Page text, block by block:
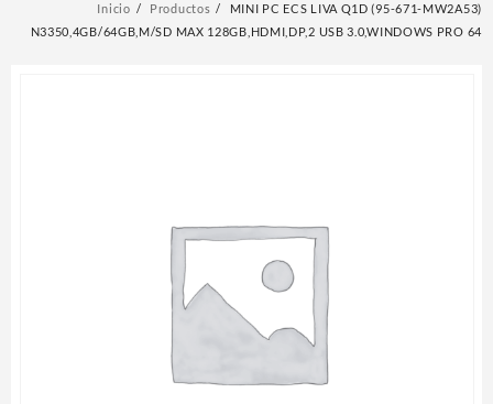
Inicio Productos
MINI PC ECS LIVA Q1D (95-671-MW2A53)
N3350,4GB/64GB,M/SD MAX 128GB,HDMI,DP,2 USB 3.0,WINDOWS PRO 64